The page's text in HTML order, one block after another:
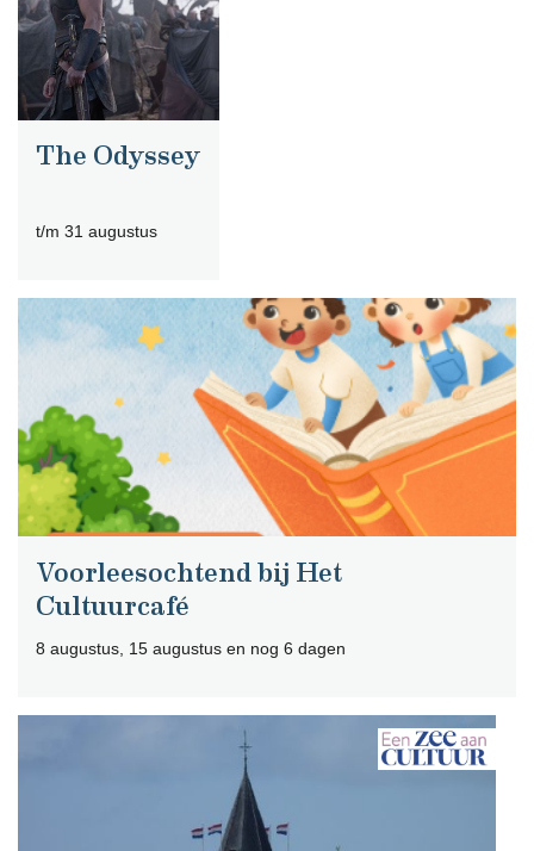
The Odyssey
t/m 31 augustus
Voorleesochtend bij Het
Cultuurcafé
8 augustus, 15 augustus en nog 6 dagen